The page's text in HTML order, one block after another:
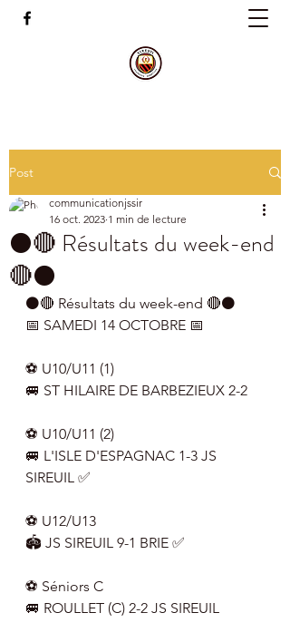
Post
⚫️🔴 Résultats du week-end
🔴⚫️
communicationjssir
16 oct. 2023 1 min de lecture
⚫️🔴 Résultats du week-end 🔴⚫️
📅 SAMEDI 14 OCTOBRE 📅
⚽️ U10/U11 (1)
🚐 ST HILAIRE DE BARBEZIEUX 2-2
⚽️ U10/U11 (2)
🚐 L'ISLE D'ESPAGNAC 1-3 JS
SIREUIL ✅
⚽️ U12/U13
🏟 JS SIREUIL 9-1 BRIE ✅
⚽️ Séniors C
🚐 ROULLET (C) 2-2 JS SIREUIL